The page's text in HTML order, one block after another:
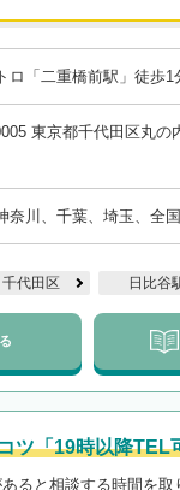
ロ「二重橋前駅」徒歩1
東京都千代田区丸の
奈川、千葉、埼玉、全
千代田区 日比谷
ツ「19時以降TEL
ると相談する時間を取